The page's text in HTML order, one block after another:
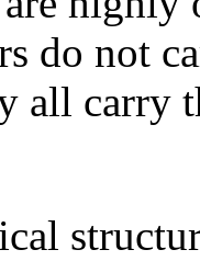
do not
all carry